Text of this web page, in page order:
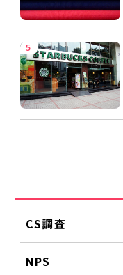
CS調査
NPS